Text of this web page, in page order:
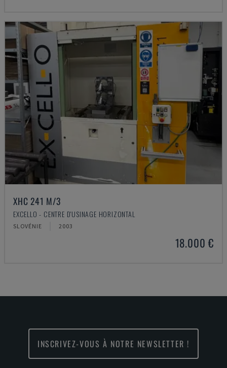
XHC 241 M/3
EXCELLO - CENTRE D'USINAGE HORIZONTAL
SLOVÉNIE 2003
18.000 €
INSCRIVEZ-VOUS À NOTRE NEWSLETTER !